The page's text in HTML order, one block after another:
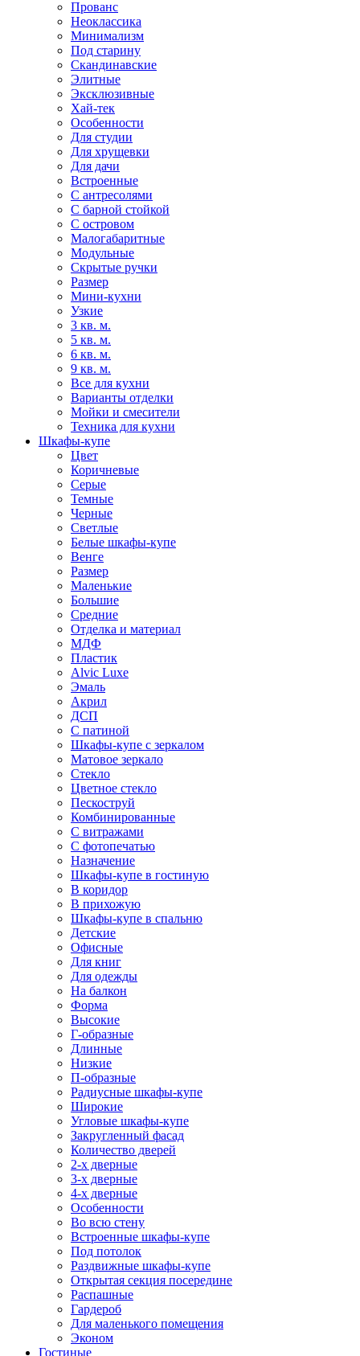
Прованс
Неоклассика
Минимализм
Под старину
Скандинавские
Элитные
Эксклюзивные
Хай-тек
Особенности
Для студии
Для хрущевки
Для дачи
Встроенные
С антресолями
С барной стойкой
С островом
Малогабаритные
Модульные
Скрытые ручки
Размер
Мини-кухни
Узкие
3 кв. м.
5 кв. м.
6 кв. м.
9 кв. м.
Все для кухни
Варианты отделки
Мойки и смесители
Техника для кухни
Шкафы-купе
Цвет
Коричневые
Серые
Темные
Черные
Светлые
Белые шкафы-купе
Венге
Размер
Маленькие
Большие
Средние
Отделка и материал
МДФ
Пластик
Alvic Luxe
Эмаль
Акрил
ДСП
С патиной
Шкафы-купе с зеркалом
Матовое зеркало
Стекло
Цветное стекло
Пескоструй
Комбинированные
С витражами
С фотопечатью
Назначение
Шкафы-купе в гостиную
В коридор
В прихожую
Шкафы-купе в спальню
Детские
Офисные
Для книг
Для одежды
На балкон
Форма
Высокие
Г-образные
Длинные
Низкие
П-образные
Радиусные шкафы-купе
Широкие
Угловые шкафы-купе
Закругленный фасад
Количество дверей
2-х дверные
3-х дверные
4-х дверные
Особенности
Во всю стену
Встроенные шкафы-купе
Под потолок
Раздвижные шкафы-купе
Открытая секция посередине
Распашные
Гардероб
Для маленького помещения
Эконом
Гостиные